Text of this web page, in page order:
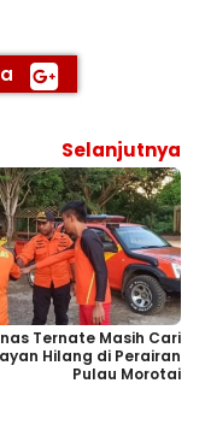
Selanjutnya
Ternate Masih Cari
Hilang di Perairan
Pulau Morotai